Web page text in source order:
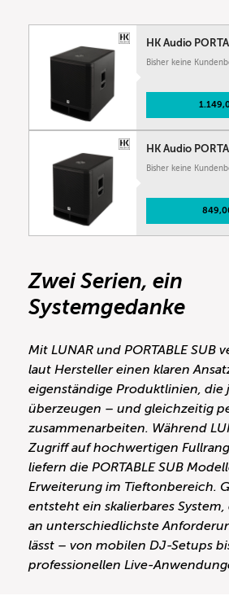
HK Audio
Bisher keine
HK Audio
Bisher keine
Zwei Serien, ein
Systemgedanke
Mit LUNAR und PORTABLE SUB
laut Hersteller einen klaren
eigenständige Produktlinien, die
überzeugen – und gleichzeitig
zusammenarbeiten. Während
Zugriff auf hochwertigen
liefern die PORTABLE SUB
Erweiterung im Tieftonbereich.
entsteht ein skalierbares
an unterschiedlichste
lässt – von mobilen DJ-Setups
professionellen Live-